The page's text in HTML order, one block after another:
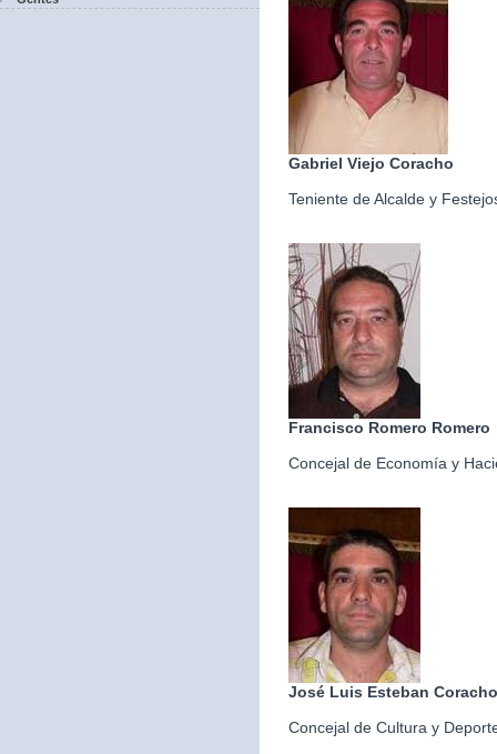
Gabriel Viejo Coracho
Teniente de Alcalde y
Francisco Romero Romero
Concejal de Economía y
José Luis Esteban Coracho
Concejal de Cultura y